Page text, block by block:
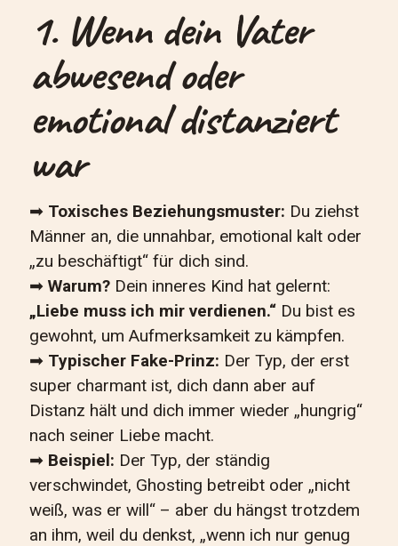
1. Wenn dein Vater
abwesend oder
emotional distanziert
war
➡ Toxisches Beziehungsmuster: Du ziehst
Männer an, die unnahbar, emotional kalt oder
„zu beschäftigt“ für dich sind.
➡ Warum? Dein inneres Kind hat gelernt:
„Liebe muss ich mir verdienen.“ Du bist es
gewohnt, um Aufmerksamkeit zu kämpfen.
➡ Typischer Fake-Prinz: Der Typ, der erst
super charmant ist, dich dann aber auf
Distanz hält und dich immer wieder „hungrig“
nach seiner Liebe macht.
➡ Beispiel: Der Typ, der ständig
verschwindet, Ghosting betreibt oder „nicht
weiß, was er will“ – aber du hängst trotzdem
an ihm, weil du denkst, „wenn ich nur genug